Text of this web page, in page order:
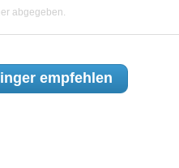
abgegeben.
empfehlen